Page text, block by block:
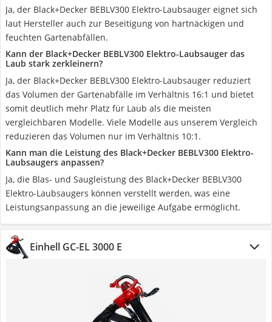
Ja, der Black+Decker BEBLV300 Elektro-Laubsauger eignet sich
laut Hersteller auch zur Beseitigung von hartnäckigen und
feuchten Gartenabfällen.
Kann der Black+Decker BEBLV300 Elektro-Laubsauger das
Laub stark zerkleinern?
Ja, der Black+Decker BEBLV300 Elektro-Laubsauger reduziert
das Volumen der Gartenabfälle im Verhältnis 16:1 und bietet
somit deutlich mehr Platz für Laub als die meisten
vergleichbaren Modelle. Viele Modelle aus unserem Vergleich
reduzieren das Volumen nur im Verhältnis 10:1.
Kann man die Leistung des Black+Decker BEBLV300 Elektro-
Laubsaugers anpassen?
Ja, die Blas- und Saugleistung des Black+Decker BEBLV300
Elektro-Laubsaugers können verstellt werden, was eine
Leistungsanpassung an die jeweilige Aufgabe ermöglicht.
Einhell GC-EL 3000 E